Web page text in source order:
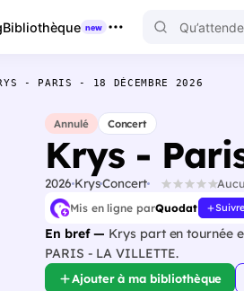
Bibliothèque new
- PARIS - 18 DÉCEMBRE 2026
Annulé Concert
Krys -
2026 KrysConcert
Mis en ligne parQuodat Suivre
En bref — Krys part en tournée
PARIS - LA VILLETTE.
Ajouter à ma bibliothèque